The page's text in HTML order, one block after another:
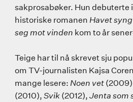
sakprosabøker. Hun debuterte
historiske romanen Havet syng
seg mot vinden kom to år
Teige har til nå skrevet sju
om TV-journalisten Kajsa
mange lesere: Noen vet
(2010), Svik (2012), Jenta som